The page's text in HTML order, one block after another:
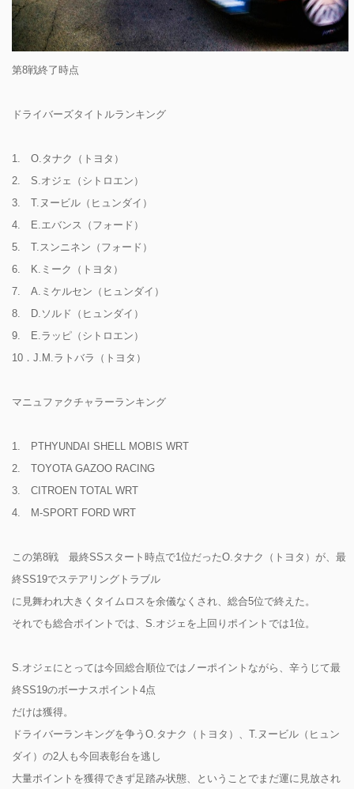
第8戦終了時点
ドライバーズタイトルランキング
1. O.タナク（トヨタ）
2. S.オジェ（シトロエン）
3. T.ヌービル（ヒュンダイ）
4. E.エバンス（フォード）
5. T.スンニネン（フォード）
6. K.ミーク（トヨタ）
7. A.ミケルセン（ヒュンダイ）
8. D.ソルド（ヒュンダイ）
9. E.ラッピ（シトロエン）
10．J.M.ラトバラ（トヨタ）
マニュファクチャラーランキング
1. PTHYUNDAI SHELL MOBIS WRT
2. TOYOTA GAZOO RACING
3. CITROEN TOTAL WRT
4. M-SPORT FORD WRT
この第8戦 最終SSスタート時点で1位だったO.タナク（トヨタ）が、最
終SS19でステアリングトラブル
に見舞われ大きくタイムロスを余儀なくされ、総合5位で終えた。
それでも総合ポイントでは、S.オジェを上回りポイントでは1位。
S.オジェにとっては今回総合順位ではノーポイントながら、辛うじて最
終SS19のボーナスポイント4点
だけは獲得。
ドライバーランキングを争うO.タナク（トヨタ）、T.ヌービル（ヒュン
ダイ）の2人も今回表彰台を逃し
大量ポイントを獲得できず足踏み状態、ということでまだ運に見放され